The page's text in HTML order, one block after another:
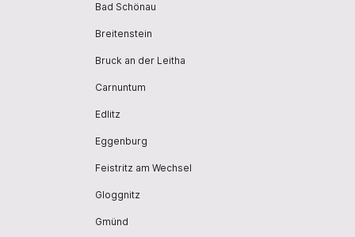
Bad Schönau
Breitenstein
Bruck an der Leitha
Carnuntum
Edlitz
Eggenburg
Feistritz am Wechsel
Gloggnitz
Gmünd